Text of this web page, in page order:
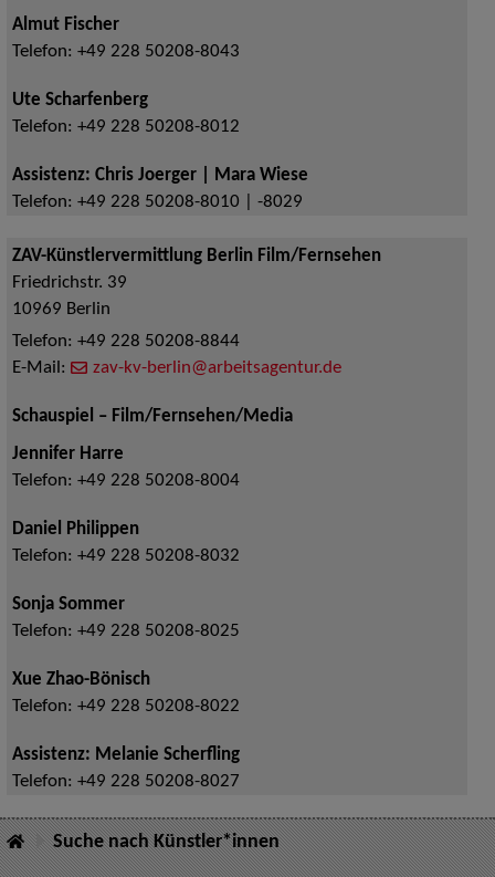
Almut Fischer
Telefon: +49 228 50208-8043
Ute Scharfenberg
Telefon: +49 228 50208-8012
Assistenz: Chris Joerger | Mara Wiese
Telefon: +49 228 50208-8010 | -8029
ZAV-Künstlervermittlung Berlin Film/Fernsehen
Friedrichstr. 39
10969 Berlin
Telefon: +49 228 50208-8844
E-Mail:
zav-kv-berlin@arbeitsagentur.de
Schauspiel – Film/Fernsehen/Media
Jennifer Harre
Telefon: +49 228 50208-8004
Daniel Philippen
Telefon: +49 228 50208-8032
Sonja Sommer
Telefon: +49 228 50208-8025
Xue Zhao-Bönisch
Telefon: +49 228 50208-8022
Assistenz: Melanie Scherfling
Telefon: +49 228 50208-8027
Suche nach Künstler*innen